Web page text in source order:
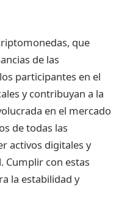
que
de las
participantes en el
y contribuyan a la
en el mercado
de todas las
activos digitales y
Cumplir con estas
la estabilidad y